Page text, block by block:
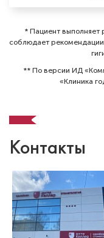
* Пациент выполняет
соблюдает рекомендации
** По версии ИД
«Клиника
Контакты